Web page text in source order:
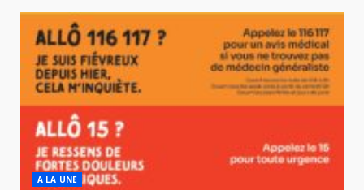
A LA UNE